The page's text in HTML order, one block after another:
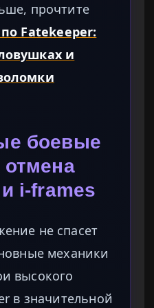
прочтите
Fatekeeper:
и
боевые
отмена
i-frames
не спасет
механики
высокого
в значительной